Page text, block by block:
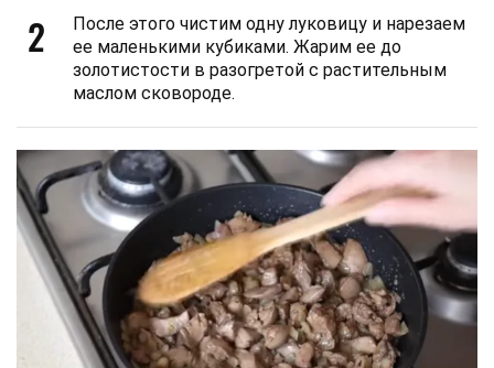
2
После этого чистим одну луковицу и нарезаем
ее маленькими кубиками. Жарим ее до
золотистости в разогретой с растительным
маслом сковороде.